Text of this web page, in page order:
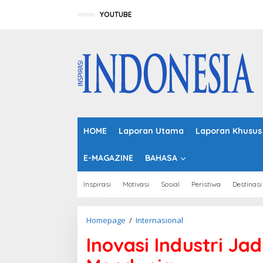
YOUTUBE
HOME Laporan Utama Laporan Khusus
E-MAGAZINE BAHASA
Inspirasi Motivasi Sosial Peristiwa Destinasi
Homepage / Internasional
o
v
Inovasi Industri